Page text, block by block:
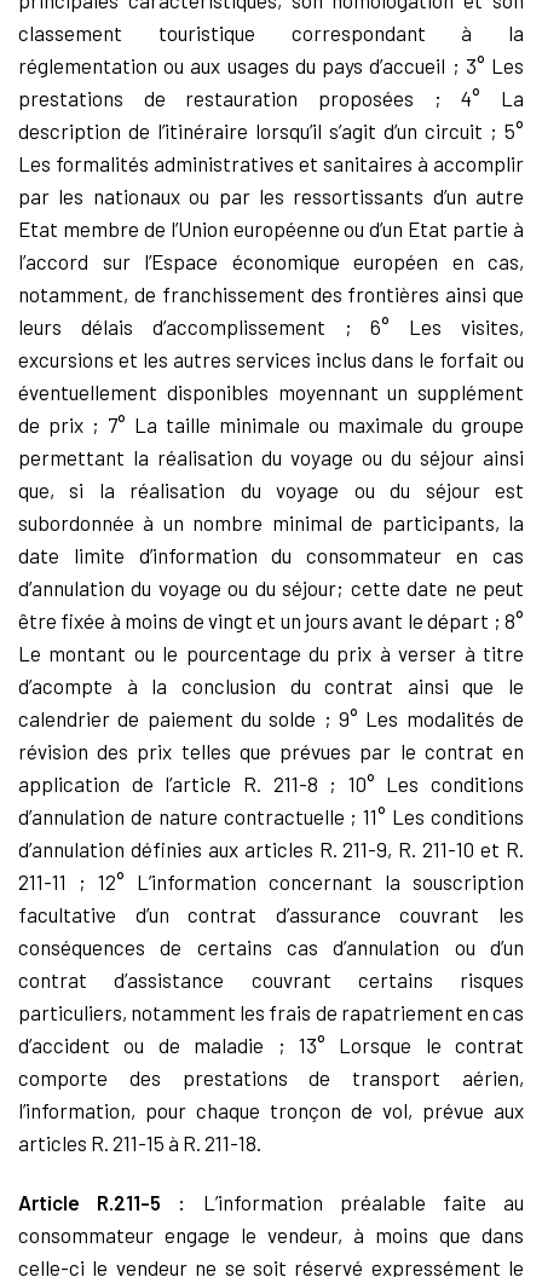
classement touristique correspondant à la
réglementation ou aux usages du pays d’accueil ; 3° Les
prestations de restauration proposées ; 4° La
description de l’itinéraire lorsqu’il s’agit d’un circuit ; 5°
Les formalités administratives et sanitaires à accomplir
par les nationaux ou par les ressortissants d’un autre
Etat membre de l’Union européenne ou d’un Etat partie à
l’accord sur l’Espace économique européen en cas,
notamment, de franchissement des frontières ainsi que
leurs délais d’accomplissement ; 6° Les visites,
excursions et les autres services inclus dans le forfait ou
éventuellement disponibles moyennant un supplément
de prix ; 7° La taille minimale ou maximale du groupe
permettant la réalisation du voyage ou du séjour ainsi
que, si la réalisation du voyage ou du séjour est
subordonnée à un nombre minimal de participants, la
date limite d’information du consommateur en cas
d’annulation du voyage ou du séjour; cette date ne peut
être fixée à moins de vingt et un jours avant le départ ; 8°
Le montant ou le pourcentage du prix à verser à titre
d’acompte à la conclusion du contrat ainsi que le
calendrier de paiement du solde ; 9° Les modalités de
révision des prix telles que prévues par le contrat en
application de l’article R. 211-8 ; 10° Les conditions
d’annulation de nature contractuelle ; 11° Les conditions
d’annulation définies aux articles R. 211-9, R. 211-10 et R.
211-11 ; 12° L’information concernant la souscription
facultative d’un contrat d’assurance couvrant les
conséquences de certains cas d’annulation ou d’un
contrat d’assistance couvrant certains risques
particuliers, notamment les frais de rapatriement en cas
d’accident ou de maladie ; 13° Lorsque le contrat
comporte des prestations de transport aérien,
l’information, pour chaque tronçon de vol, prévue aux
articles R. 211-15 à R. 211-18.
Article R.211-5 :
L’information préalable faite au
consommateur engage le vendeur, à moins que dans
celle-ci le vendeur ne se soit réservé expressément le